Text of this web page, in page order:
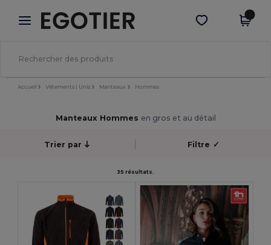
× Appli Egotier
Meilleurs prix sur l’app !
Obtenir l'appli
Accueil Vêtements | Unis Manteaux Hommes
Manteaux Hommes en gros et au détail
Trier par Filtre ✓
35 résultats.